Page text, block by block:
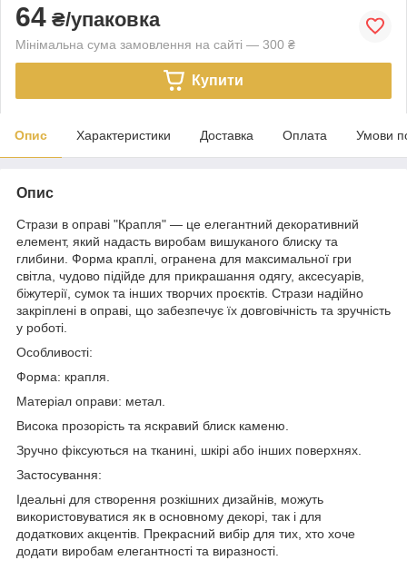
64 ₴/упаковка
Мінімальна сума замовлення на сайті — 300 ₴
Купити
Опис Характеристики Доставка Оплата Умови
Опис
Стрази в оправі "Крапля" — це елегантний декоративний
елемент, який надасть виробам вишуканого блиску та
глибини. Форма краплі, огранена для максимальної гри
світла, чудово підійде для прикрашання одягу, аксесуарів,
біжутерії, сумок та інших творчих проєктів. Стрази надійно
закріплені в оправі, що забезпечує їх довговічність та зручність
у роботі.
Особливості:
Форма: крапля.
Матеріал оправи: метал.
Висока прозорість та яскравий блиск каменю.
Зручно фіксуються на тканині, шкірі або інших поверхнях.
Застосування:
Ідеальні для створення розкішних дизайнів, можуть
використовуватися як в основному декорі, так і для
додаткових акцентів. Прекрасний вибір для тих, хто хоче
додати виробам елегантності та виразності.